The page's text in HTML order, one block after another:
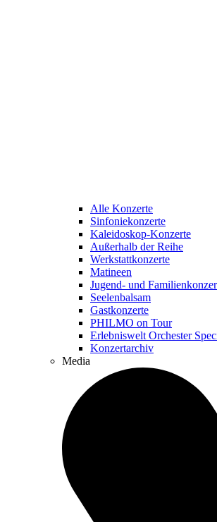
Alle Konzerte
Sinfoniekonzerte
Kaleidoskop-Konzerte
Außerhalb der Reihe
Werkstattkonzerte
Matineen
Jugend- und
Seelenbalsam
Gastkonzerte
PHILMO on Tour
Erlebniswelt Orchester
Konzertarchiv
Media